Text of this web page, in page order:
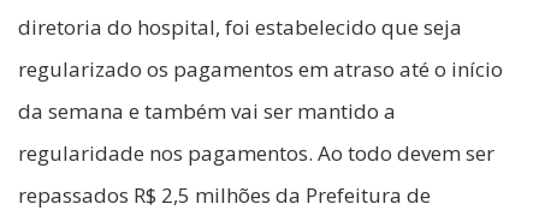
diretoria do hospital, foi estabelecido que seja
regularizado os pagamentos em atraso até o início
da semana e também vai ser mantido a
regularidade nos pagamentos. Ao todo devem ser
repassados R$ 2,5 milhões da Prefeitura de